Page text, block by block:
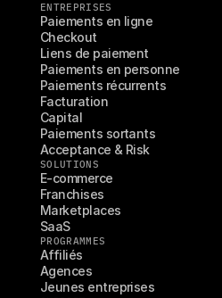
ENTREPRISES
Paiements en ligne
Checkout
Liens de paiement
Paiements en personne
Paiements récurrents
Facturation
Capital
Paiements sortants
Acceptance & Risk
SOLUTIONS
E-commerce
Franchises
Marketplaces
SaaS
PROGRAMMES
Affiliés
Agences
Jeunes entreprises